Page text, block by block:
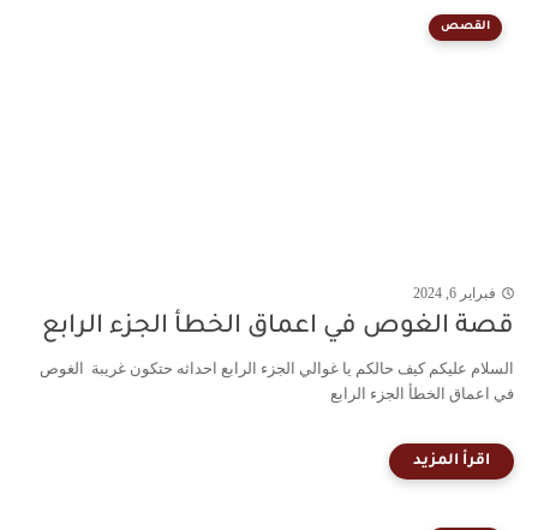
القصص
فبراير 6, 2024
قصة الغوص في اعماق الخطأ الجزء الرابع
السلام عليكم كيف حالكم يا غوالي الجزء الرابع احداثه حتكون غريبة الغوص
في اعماق الخطأ الجزء الرابع